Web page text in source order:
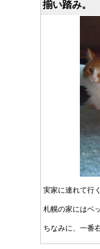
揃い踏み。
実家に連れて行
札幌の家にはベ
ちなみに、一番